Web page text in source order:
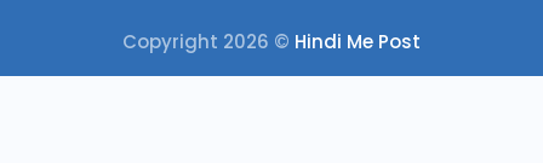
Copyright 2026 © Hindi Me Post